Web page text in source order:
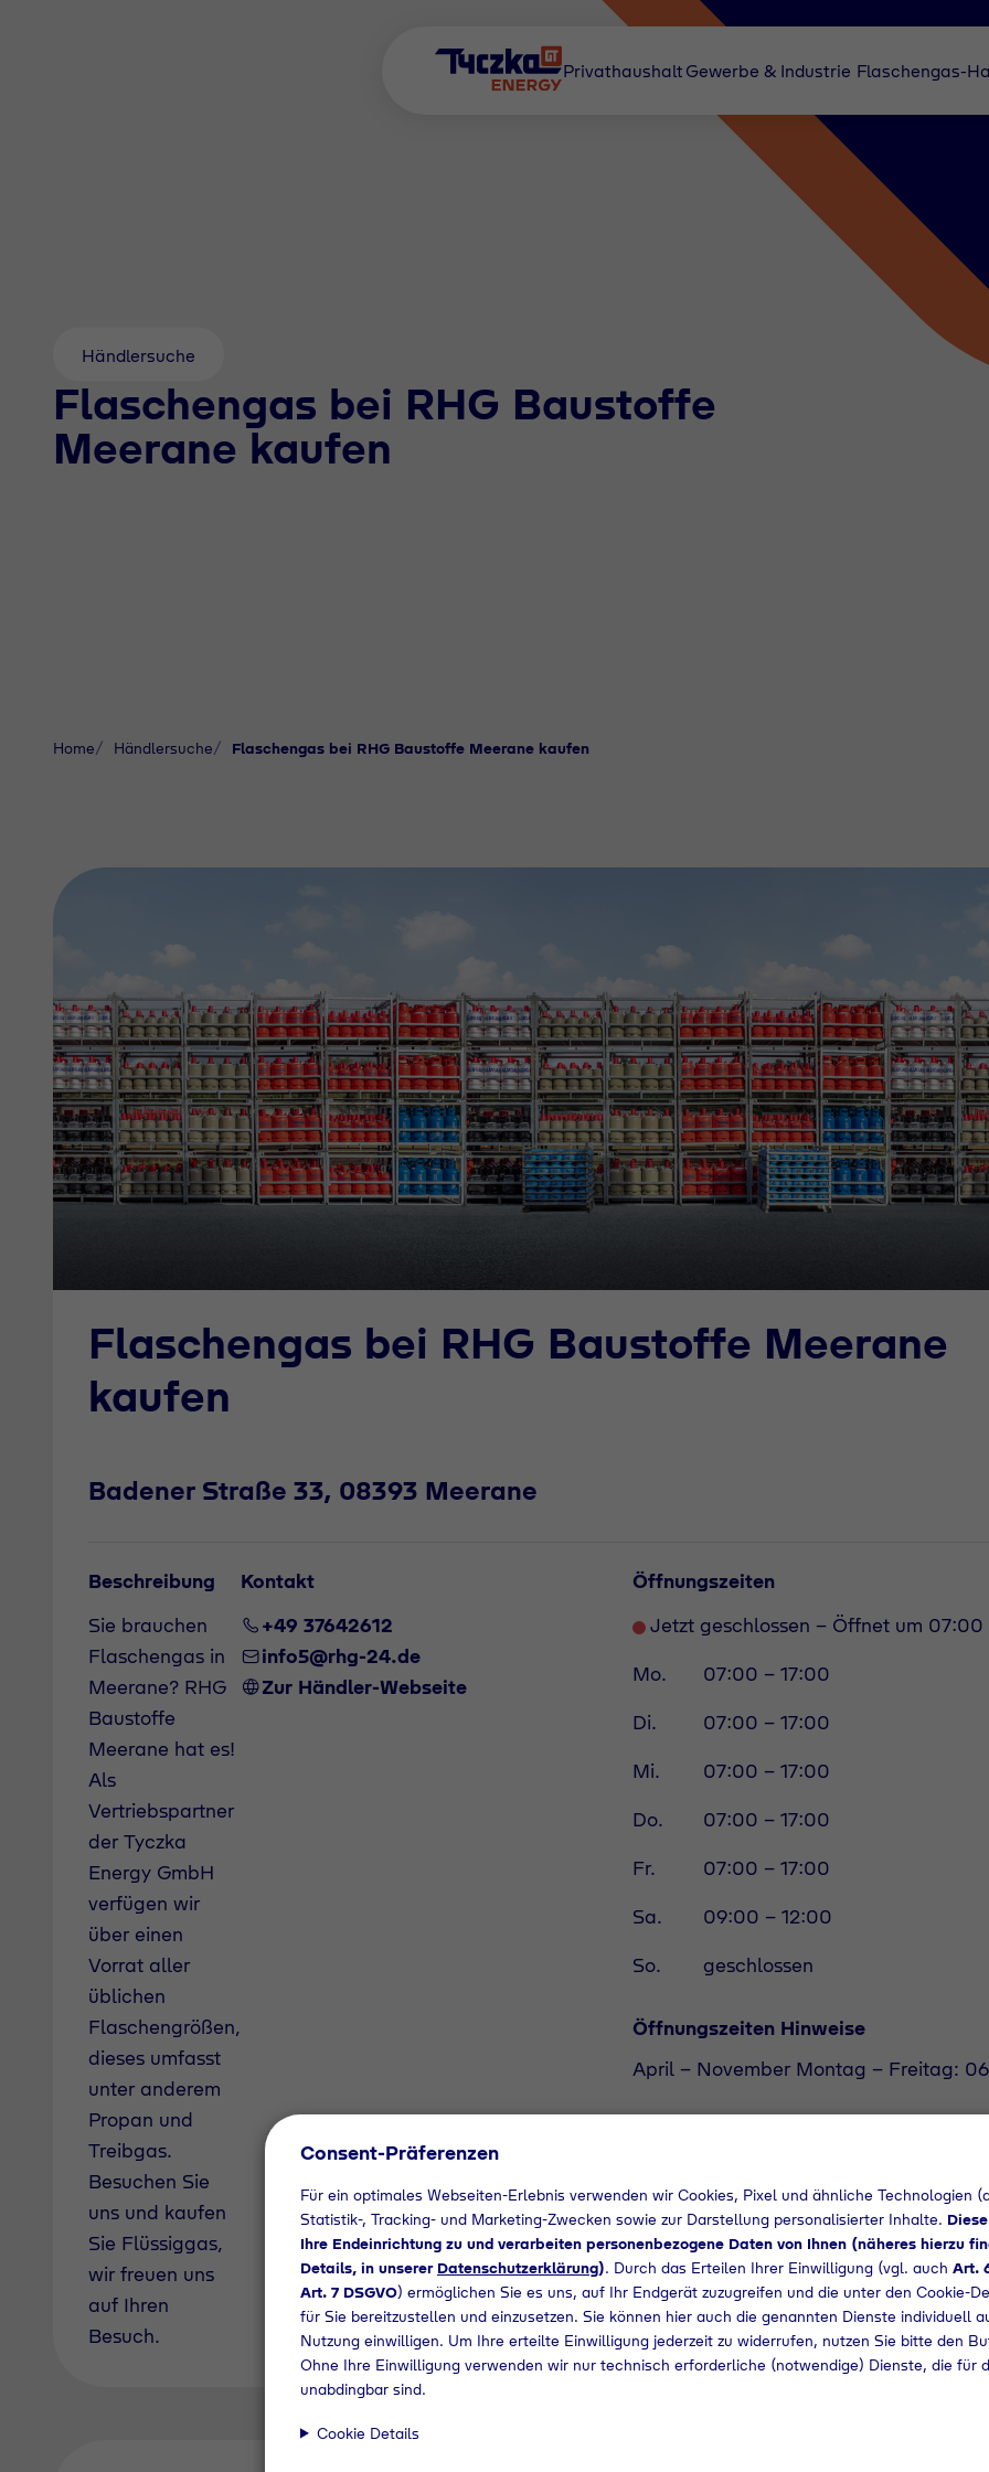
Privathaushalt Gewerbe & Industrie Flaschengas-
Händlersuche
Flaschengas bei RHG Baustoffe
Meerane kaufen
Home Händlersuche Flaschengas bei RHG Baustoffe Meerane kaufen
Flaschengas bei RHG Baustoffe Meerane
kaufen
Badener Straße 33, 08393 Meerane
Beschreibung
Sie brauchen
Flaschengas in
Meerane? RHG
Baustoffe
Meerane hat es!
Als
Vertriebspartner
der Tyczka
Energy GmbH
verfügen wir
über einen
Vorrat aller
üblichen
Flaschengrößen,
dieses umfasst
unter anderem
Propan und
Treibgas.
Besuchen Sie
uns und kaufen
Sie Flüssiggas,
wir freuen uns
auf Ihren
Besuch.
Kontakt
+49 37642612
info5@rhg-24.de
Zur Händler-Webseite
Öffnungszeiten
Jetzt geschlossen - Öffnet um 07:00
Mo. 07:00 - 17:00
Di. 07:00 - 17:00
Mi. 07:00 - 17:00
Do. 07:00 - 17:00
Fr. 07:00 - 17:00
Sa. 09:00 - 12:00
So. geschlossen
Öffnungszeiten Hinweise
April - November Montag - Freitag:
Consent-Präferenzen
Für ein optimales Webseiten-Erlebnis verwenden wir Cookies, Pixel und ähnliche Technologien
Statistik-, Tracking- und Marketing-Zwecken sowie zur Darstellung personalisierter Inhalte.
Ihre Endeinrichtung zu und verarbeiten personenbezogene Daten von Ihnen (näheres hierzu
Details, in unserer Datenschutzerklärung). Durch das Erteilen Ihrer Einwilligung (vgl. auch Art.
Art. 7 DSGVO) ermöglichen Sie es uns, auf Ihr Endgerät zuzugreifen und die unter den Cookie-
für Sie bereitzustellen und einzusetzen. Sie können hier auch die genannten Dienste individuell
Nutzung einwilligen. Um Ihre erteilte Einwilligung jederzeit zu widerrufen, nutzen Sie bitte den
Ohne Ihre Einwilligung verwenden wir nur technisch erforderliche (notwendige) Dienste, die für
unabdingbar sind.
Cookie Details